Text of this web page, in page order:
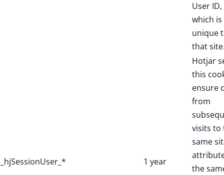
User ID,
which is
unique
that
_hjSessionUser_* 1 year
Hotjar
this
ensure
from
visits to
same
the